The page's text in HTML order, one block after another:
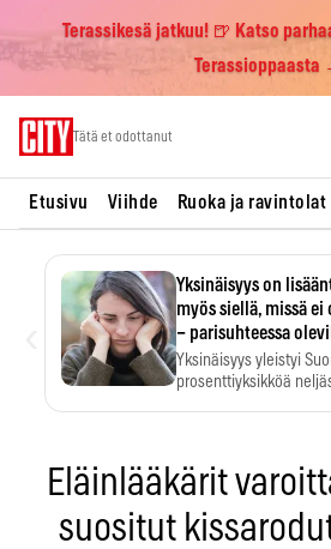
Terassikesä jatkuu! 🍺 Katso
Terassioppaasta
Tätä et odottanut
Etusivu Viihde Ruoka ja ravintolat
Yksinäisyys on
myös siellä, missä
– parisuhteessa
Yksinäisyys yleistyi
prosenttiyksikköä
Eläinlääkärit
suositut